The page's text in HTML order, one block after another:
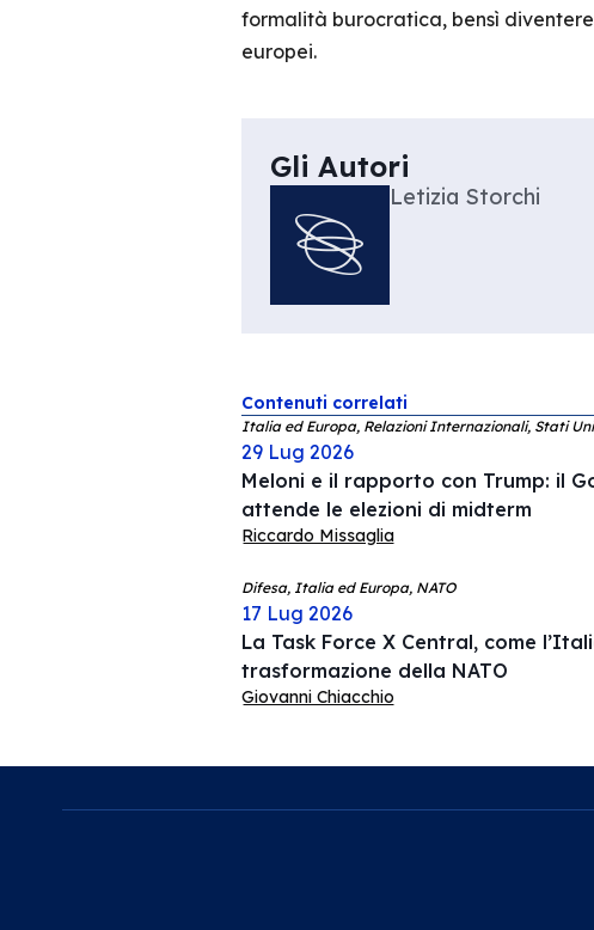
formalità burocratica, bensì
europei.
Gli Autori
Letizia Storchi
Contenuti correlati
Italia ed Europa, Relazioni Internazionali, Stati
29 Lug 2026
Meloni e il rapporto con Trump: il
attende le elezioni di midterm
Riccardo Missaglia
Difesa, Italia ed Europa, NATO
17 Lug 2026
La Task Force X Central, come
trasformazione della NATO
Giovanni Chiacchio